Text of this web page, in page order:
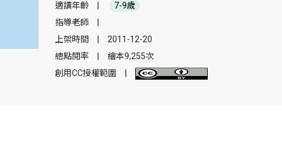
適讀年齡
7-9歲
指導老師
上架時間
2011-12-20
總點閱率
繪本9,255次
創用CC授權範圍